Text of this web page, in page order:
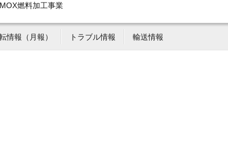
燃料加工事業
情報（月報） トラブル情報 輸送情報